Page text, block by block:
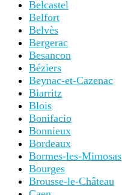
Belcastel
Belfort
Belvès
Bergerac
Besancon
Béziers
Beynac-et-Cazenac
Biarritz
Blois
Bonifacio
Bonnieux
Bordeaux
Bormes-les-Mimosas
Bourges
Brousse-le-Château